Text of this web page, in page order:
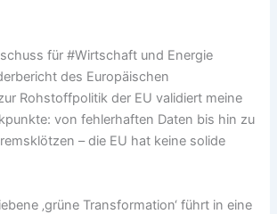
für #Wirtschaft und Energie
des Europäischen
Rohstoffpolitik der EU validiert meine
von fehlerhaften Daten bis hin zu
– die EU hat keine solide
‚grüne Transformation‘ führt in eine